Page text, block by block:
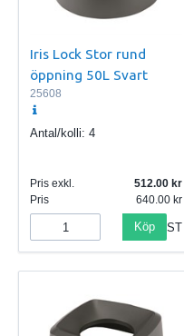
Iris Lock Stor rund
öppning 50L Svart
25608
Antal/kolli: 4
Pris exkl.
512.00
Pris
640.00
Köp ST